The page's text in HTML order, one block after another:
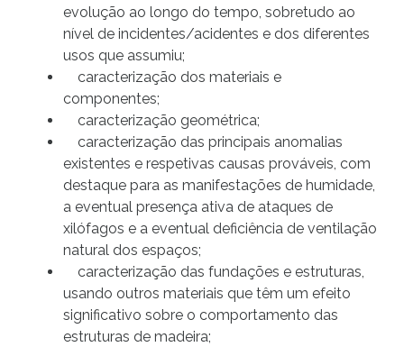
evolução ao longo do tempo, sobretudo ao
nível de incidentes/acidentes e dos diferentes
usos que assumiu;
caracterização dos materiais e
componentes;
caracterização geométrica;
caracterização das principais anomalias
existentes e respetivas causas prováveis, com
destaque para as manifestações de humidade,
a eventual presença ativa de ataques de
xilófagos e a eventual deficiência de ventilação
natural dos espaços;
caracterização das fundações e estruturas,
usando outros materiais que têm um efeito
significativo sobre o comportamento das
estruturas de madeira;